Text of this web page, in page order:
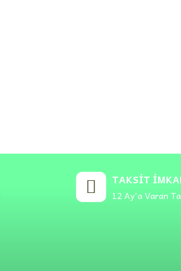
TAKSIT
12 Ay'a Varan